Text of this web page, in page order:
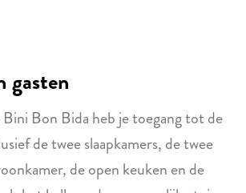
gasten
Bon Bida heb je toegang tot de
de twee slaapkamers, de twee
de open keuken en de